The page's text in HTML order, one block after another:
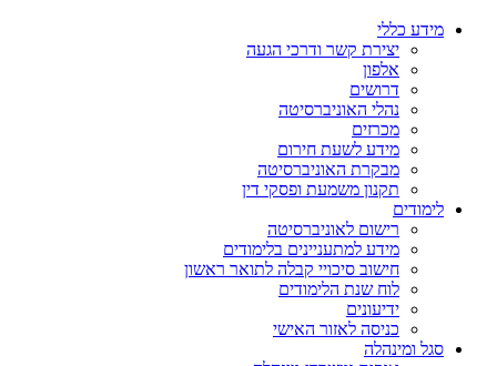
מידע כללי
יצירת קשר ודרכי הגעה
אלפון
דרושים
נהלי האוניברסיטה
מכרזים
מידע לשעת חירום
מבקרת האוניברסיטה
תקנון משמעת ופסקי דין
לימודים
רישום לאוניברסיטה
מידע למתעניינים בלימודים
חישוב סיכויי קבלה לתואר ראשון
לוח שנת הלימודים
ידיעונים
כניסה לאזור האישי
סגל ומינהלה